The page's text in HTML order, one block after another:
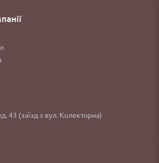
43 (заїзд з вул. Колекторна)